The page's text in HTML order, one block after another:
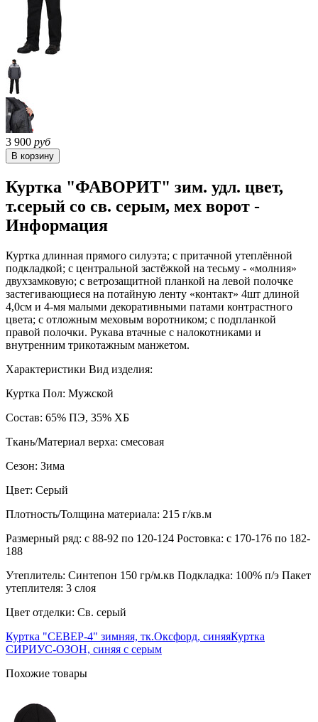
3 900 руб
Куртка "ФАВОРИТ" зим. удл. цвет,
т.серый со св. серым, мех ворот -
Информация
Куртка длинная прямого силуэта; с притачной утеплённой
подкладкой; с центральной застёжкой на тесьму - «молния»
двухзамковую; с ветрозащитной планкой на левой полочке
застегивающиеся на потайную ленту «контакт» 4шт длиной
4,0см и 4-мя малыми декоративными патами контрастного
цвета; с отложным меховым воротником; с подпланкой
правой полочки. Рукава втачные с налокотниками и
внутренним трикотажным манжетом.
Характеристики Вид изделия:
Куртка Пол: Мужской
Состав: 65% ПЭ, 35% ХБ
Ткань/Материал верха: смесовая
Сезон: Зима
Цвет: Серый
Плотность/Толщина материала: 215 г/кв.м
Размерный ряд: с 88-92 по 120-124 Ростовка: с 170-176 по 182-
188
Утеплитель: Синтепон 150 гр/м.кв Подкладка: 100% п/э Пакет
утеплителя: 3 слоя
Цвет отделки: Св. серый
Куртка "СЕВЕР-4" зимняя, тк.Оксфорд, синяяКуртка
СИРИУС-ОЗОН, синяя с серым
Похожие товары